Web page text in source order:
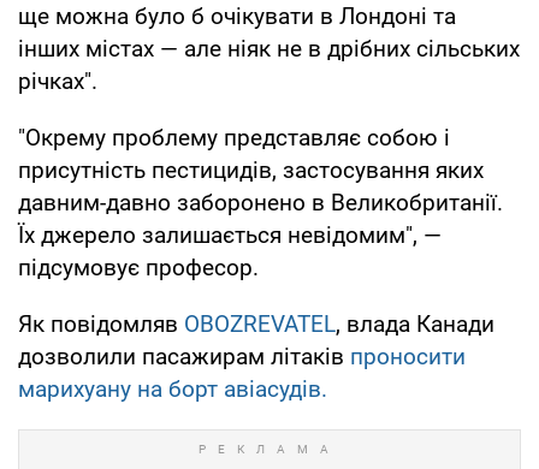
ще можна було б очікувати в Лондоні та
інших містах — але ніяк не в дрібних сільських
річках".
"Окрему проблему представляє собою і
присутність пестицидів, застосування яких
давним-давно заборонено в Великобританії.
Їх джерело залишається невідомим", —
підсумовує професор.
Як повідомляв OBOZREVATEL, влада Канади
дозволили пасажирам літаків проносити
марихуану на борт авіасудів.